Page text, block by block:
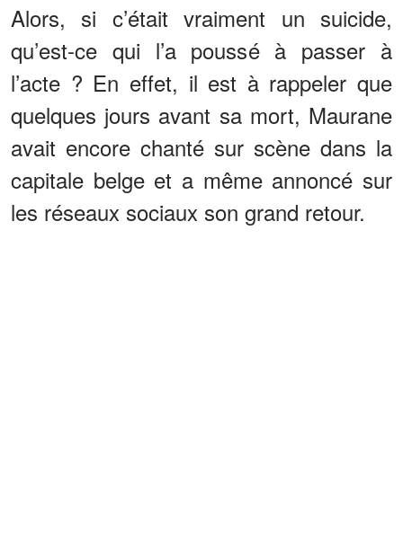
Alors, si c’était vraiment un suicide,
qu’est-ce qui l’a poussé à passer à
l’acte ? En effet, il est à rappeler que
quelques jours avant sa mort, Maurane
avait encore chanté sur scène dans la
capitale belge et a même annoncé sur
les réseaux sociaux son grand retour.